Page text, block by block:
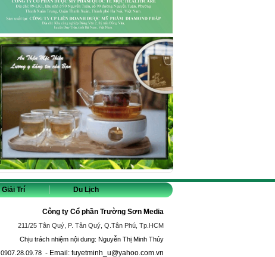
Giải Trí Du Lịch
Công ty Cổ phần Trường Sơn Media
211/25 Tân Quý, P. Tân Quý, Q.Tân Phú, Tp.HCM
Chịu trách nhiệm nội dung: Nguyễn Thị Minh Thúy
0907.28.09.78 - Email: tuyetminh_u@yahoo.com.vn